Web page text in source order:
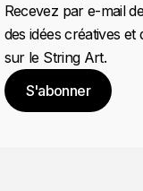
Recevez par e-mail
des idées créatives et
sur le String Art.
S'abonner